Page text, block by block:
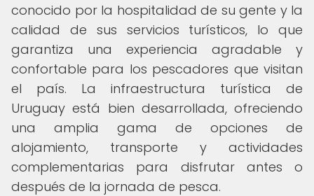
conocido por la hospitalidad de su gente y la
calidad de sus servicios turísticos, lo que
garantiza una experiencia agradable y
confortable para los pescadores que visitan
el país. La infraestructura turística de
Uruguay está bien desarrollada, ofreciendo
una amplia gama de opciones de
alojamiento, transporte y actividades
complementarias para disfrutar antes o
después de la jornada de pesca.